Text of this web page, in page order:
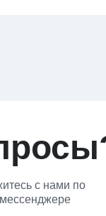
с нами по